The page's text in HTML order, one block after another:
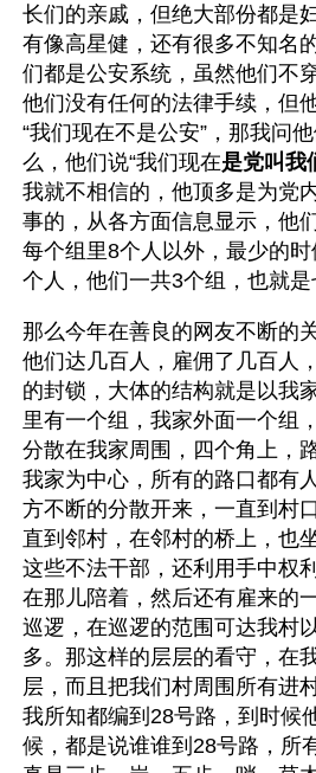
长们的亲戚，但绝大部份都是
有像高星健，还有很多不知名
们都是公安系统，虽然他们不
他们没有任何的法律手续，但
“我们现在不是公安”，那我问
么，他们说“我们现在是党叫我
我就不相信的，他顶多是为党
事的，从各方面信息显示，他
每个组里8个人以外，最少的
个人，他们一共3个组，也就是
那么今年在善良的网友不断的
他们达几百人，雇佣了几百人
的封锁，大体的结构就是以我
里有一个组，我家外面一个组
分散在我家周围，四个角上，
我家为中心，所有的路口都有
方不断的分散开来，一直到村
直到邻村，在邻村的桥上，也
这些不法干部，还利用手中权
在那儿陪着，然后还有雇来的
巡逻，在巡逻的范围可达我村
多。那这样的层层的看守，在
层，而且把我们村周围所有进
我所知都编到28号路，到时候
候，都是说谁谁到28号路，所